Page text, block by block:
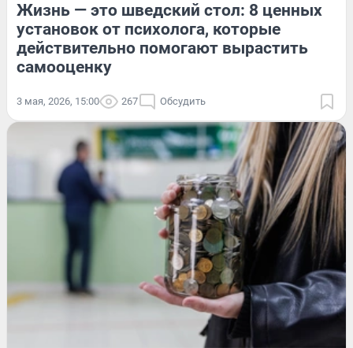
Жизнь — это шведский стол: 8 ценных
установок от психолога, которые
действительно помогают вырастить
самооценку
3 мая, 2026, 15:00 267 Обсудить